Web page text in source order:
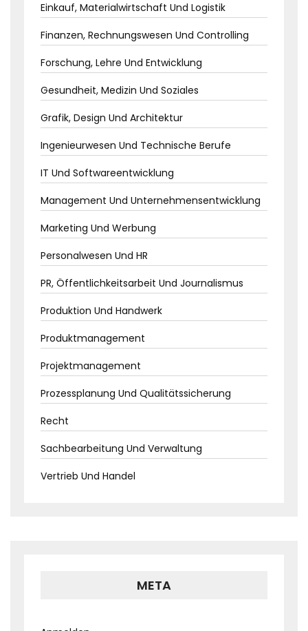
Einkauf, Materialwirtschaft Und Logistik
Finanzen, Rechnungswesen Und Controlling
Forschung, Lehre Und Entwicklung
Gesundheit, Medizin Und Soziales
Grafik, Design Und Architektur
Ingenieurwesen Und Technische Berufe
IT Und Softwareentwicklung
Management Und Unternehmensentwicklung
Marketing Und Werbung
Personalwesen Und HR
PR, Öffentlichkeitsarbeit Und Journalismus
Produktion Und Handwerk
Produktmanagement
Projektmanagement
Prozessplanung Und Qualitätssicherung
Recht
Sachbearbeitung Und Verwaltung
Vertrieb Und Handel
META